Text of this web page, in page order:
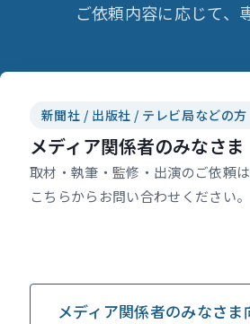
ご依頼内容に応じて、
新聞社 / 出版社 / テレビ局などの方
メディア関係者のみなさま
取材・執筆・監修・出演のご依頼は
こちらからお問い合わせください。
メディア関係者のみなさま